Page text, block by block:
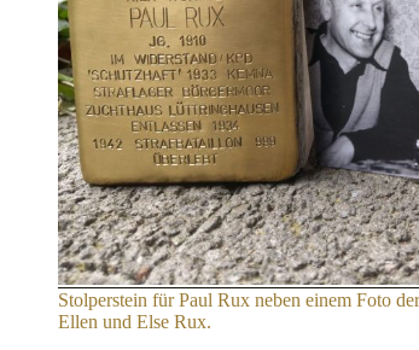
Stolperstein für Paul Rux neben einem Foto
Ellen und Else Rux.